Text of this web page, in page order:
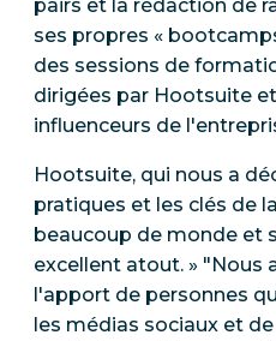
pairs et la rédaction de
ses propres «
des sessions de
dirigées par Hootsuite
influenceurs de
Hootsuite, qui nous a
pratiques et les clés de
beaucoup de monde et
excellent atout. » "Nous
l'apport de personnes
les médias sociaux et